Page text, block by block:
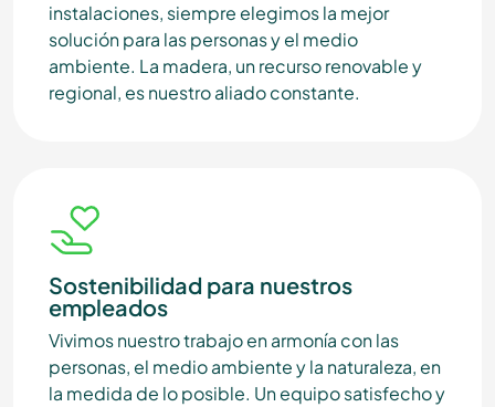
instalaciones, siempre elegimos la mejor
solución para las personas y el medio
ambiente. La madera, un recurso renovable y
regional, es nuestro aliado constante.
Sostenibilidad para nuestros
empleados
Vivimos nuestro trabajo en armonía con las
personas, el medio ambiente y la naturaleza, en
la medida de lo posible. Un equipo satisfecho y